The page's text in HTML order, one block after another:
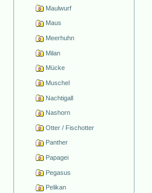
Maulwurf
Maus
Meerhuhn
Milan
Mücke
Muschel
Nachtigall
Nashorn
Otter / Fischotter
Panther
Papagei
Pegasus
Pelikan